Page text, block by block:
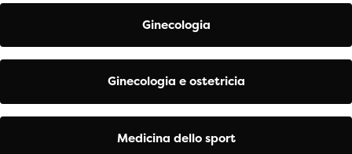
Ginecologia
Ginecologia e ostetricia
Medicina dello sport